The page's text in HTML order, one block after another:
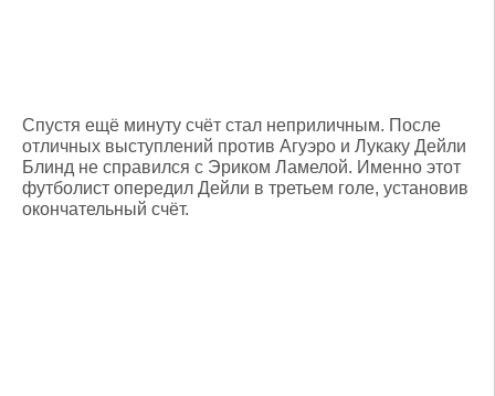
Спустя ещё минуту счёт стал неприличным. После
отличных выступлений против Агуэро и Лукаку Дейли
Блинд не справился с Эриком Ламелой. Именно этот
футболист опередил Дейли в третьем голе, установив
окончательный счёт.